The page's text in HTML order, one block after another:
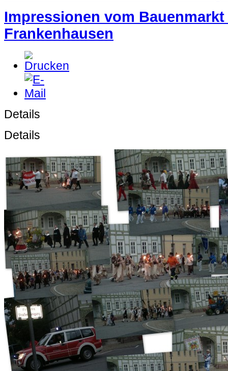
Impressionen vom Bauenmarkt
Frankenhausen
Details
Details